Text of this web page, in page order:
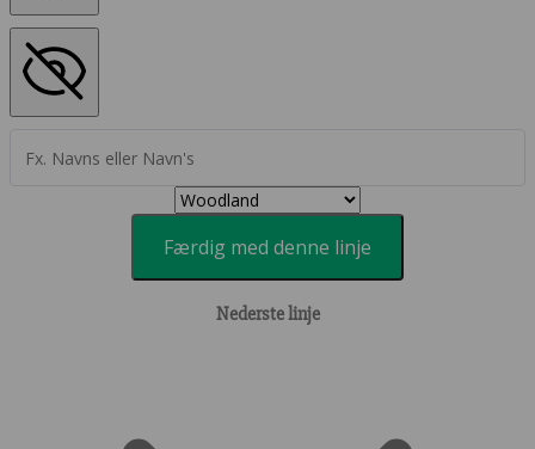
Færdig med denne linje
Nederste linje